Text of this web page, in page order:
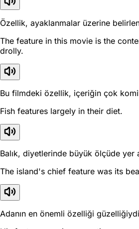
Özellik, ayaklanmalar üzerine
The feature in this movie is the
drolly.
Bu filmdeki özellik, içeriğin çok
Fish features largely in their diet.
Balık, diyetlerinde büyük ölçüde yer
The island's chief feature was its
Adanın en önemli özelliği